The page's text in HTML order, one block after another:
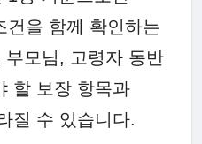
건을 함께 확인하는
모님, 고령자 동반
할 보장 항목과
질 수 있습니다.